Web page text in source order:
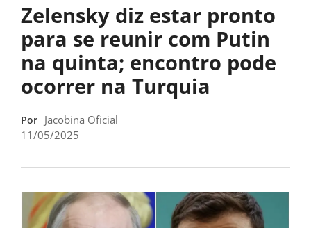
Zelensky diz estar pronto
para se reunir com Putin
na quinta; encontro pode
ocorrer na Turquia
Por Jacobina Oficial
11/05/2025